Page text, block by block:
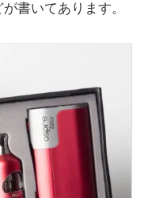
書いてあります。